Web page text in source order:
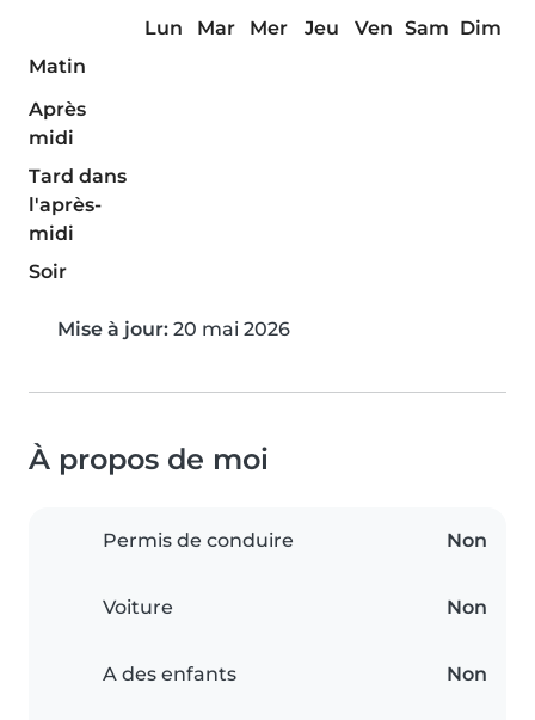
Lun Mar Mer Jeu Ven Sam Dim
Matin
Après
midi
Tard dans
l'après-
midi
Soir
Mise à jour: 20 mai 2026
À propos de moi
Permis de conduire Non
Voiture Non
A des enfants Non